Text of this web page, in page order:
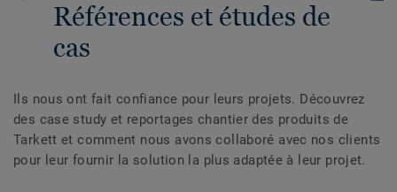
Références et études de
cas
Ils nous ont fait confiance pour leurs projets. Découvrez
des case study et reportages chantier des produits de
Tarkett et comment nous avons collaboré avec nos clients
pour leur fournir la solution la plus adaptée à leur projet.